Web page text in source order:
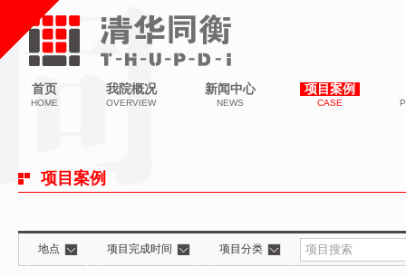
首页
HOME
我院概况
OVERVIEW
新闻中心
NEWS
项目案例
CASE
项目案例
地点 项目完成时间 项目分类